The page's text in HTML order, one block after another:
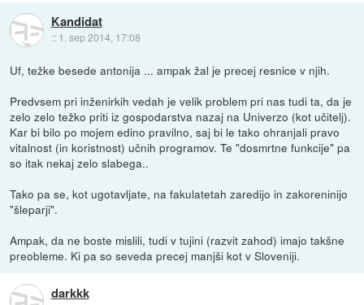
Kandidat
:: 1. sep 2014, 17:08
Uf, težke besede antonija ... ampak žal je precej resnice v njih.
Predvsem pri inženirkih vedah je velik problem pri nas tudi ta, da je
zelo zelo težko priti iz gospodarstva nazaj na Univerzo (kot učitelj).
Kar bi bilo po mojem edino pravilno, saj bi le tako ohranjali pravo
vitalnost (in koristnost) učnih programov. Te "dosmrtne funkcije" pa
so itak nekaj zelo slabega..
Tako pa se, kot ugotavljate, na fakulatetah zaredijo in zakoreninijo
"šleparji".
Ampak, da ne boste mislili, tudi v tujini (razvit zahod) imajo takšne
preobleme. Ki pa so seveda precej manjši kot v Sloveniji.
darkkk